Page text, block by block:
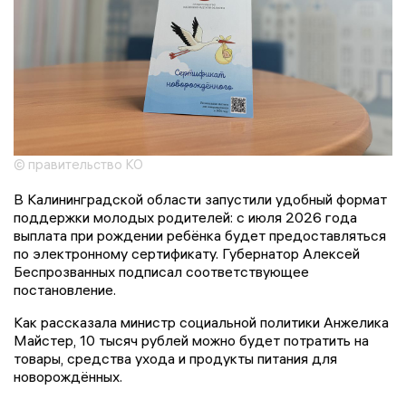
© правительство КО
В Калининградской области запустили удобный формат
поддержки молодых родителей: с июля 2026 года
выплата при рождении ребёнка будет предоставляться
по электронному сертификату. Губернатор Алексей
Беспрозванных подписал соответствующее
постановление.
Как рассказала министр социальной политики Анжелика
Майстер, 10 тысяч рублей можно будет потратить на
товары, средства ухода и продукты питания для
новорождённых.